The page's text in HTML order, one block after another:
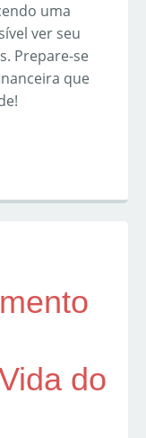
uma
ver seu
Prepare-se
que
do